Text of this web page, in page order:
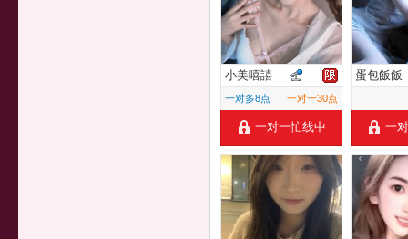
小美嘻譆
一对多8点 一对一30点
一对一忙线中
蛋包飯飯
一